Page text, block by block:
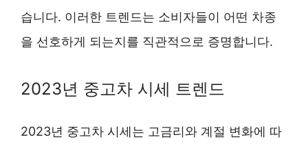
습니다. 이러한 트렌드는 소비자들이 어떤 차종
을 선호하게 되는지를 직관적으로 증명합니다.
2023년 중고차 시세 트렌드
2023년 중고차 시세는 고금리와 계절 변화에 따